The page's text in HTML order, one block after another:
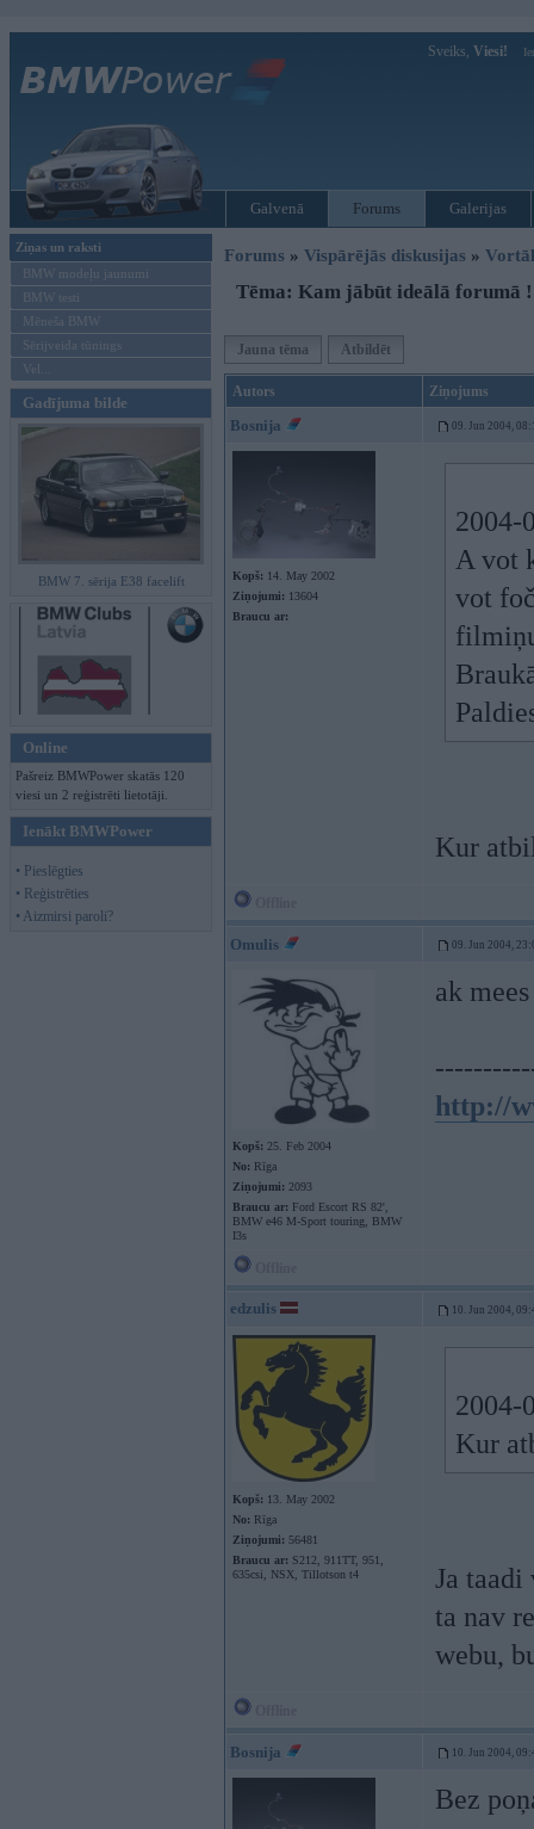
Sveiks, Viesi!
Galvenā Forums Galerijas
Ziņas un raksti
BMW modeļu jaunumi
BMW testi
Mēneša BMW
Sērijveida tūnings
Vel...
Gadījuma bilde
BMW 7. sērija E38 facelift
Online
Pašreiz BMWPower skatās 120
viesi un 2 reģistrēti lietotāji.
Ienākt BMWPower
• Pieslēgties
• Reģistrēties
• Aizmirsi paroli?
Forums » Vispārējās diskusijas »
Tēma: Kam jābūt ideālā forumā
Jauna tēma Atbildēt
Autors Ziņojums
Bosnija 09. Jun 2004,
Kopš: 14. May 2002
Ziņojumi: 13604
Braucu ar:
2004-
A vot
vot
Kur
Omulis 09. Jun 2004,
Kopš: 25. Feb 2004
No: Rīga
Ziņojumi: 2093
Braucu ar: Ford Escort RS 82',
BMW e46 M-Sport touring, BMW
I3s
ak
http://
edzulis 10. Jun 2004,
Kopš: 13. May 2002
No: Rīga
Ziņojumi: 56481
Braucu ar: S212, 911TT, 951,
635csi, NSX, Tillotson t4
2004-
Kur
Ja
ta nav
webu,
Bosnija 10. Jun 2004,
Bez